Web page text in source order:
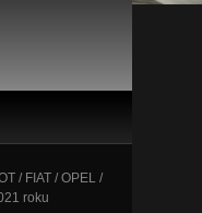
/ FIAT / OPEL /
roku